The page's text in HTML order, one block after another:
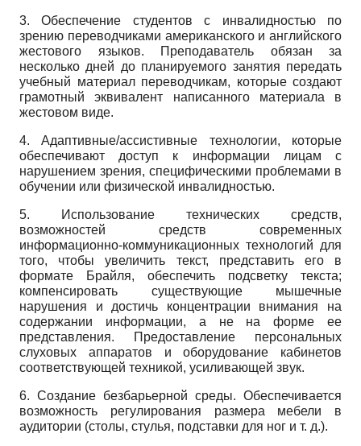
3. Обеспечение студентов с инвалидностью по
зрению переводчиками американского и английского
жестового языков. Преподаватель обязан за
несколько дней до планируемого занятия передать
учебный материал переводчикам, которые создают
грамотный эквивалент написанного материала в
жесто­вом виде.
4. Адаптивные/ассистивные технологии, которые
обеспечивают доступ к информации лицам с
нарушением зрения, специфическими проблемами в
обучении или физической инвалидностью.
5. Использование технических средств,
возможностей средств современных
информационно-коммуникационных технологий для
того, чтобы увеличить текст, представить его в
формате Брайля, обеспечить подсветку текста;
компенсировать существующие мышечные
нарушения и достичь концентрации внимания на
содержании информации, а не на форме ее
представления. Предоставление персональных
слуховых аппаратов и оборудование кабинетов
соответствующей техникой, усиливающей звук.
6. Создание безбарьерной среды. Обеспечивается
возможность регулирования размера мебели в
аудитории (столы, стулья, подставки для ног и т. д.).